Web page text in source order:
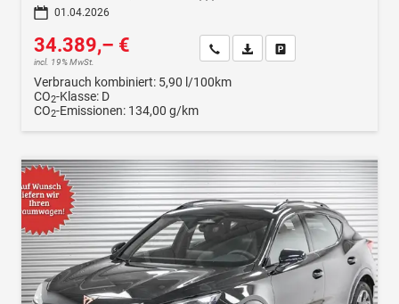
01.04.2026
34.389,– €
incl. 19% MwSt.
Wir rufen Sie anFahrzeugexposé (PDF)
Verbrauch kombiniert: 5,90 l/100km
CO2-Klasse: D
CO2-Emissionen: 134,00 g/km